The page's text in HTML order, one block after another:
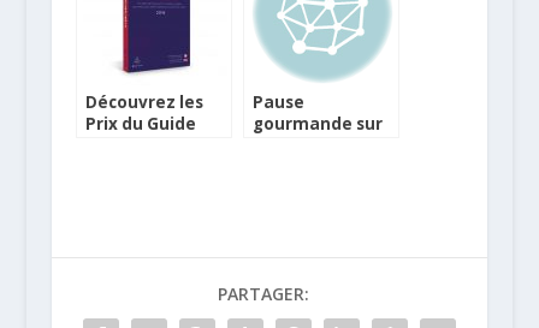
Découvrez les
Prix du Guide
Pause
gourmande sur
PARTAGER: